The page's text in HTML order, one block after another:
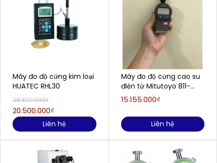
Máy đo độ cứng kim loại
HUATEC RHL30
28.420.000₫
20.500.000₫
Liên hệ
Máy đo độ cứng cao su
điện tử Mitutoyo 811-
336-10 (HH-336)
15.155.000₫
Liên hệ